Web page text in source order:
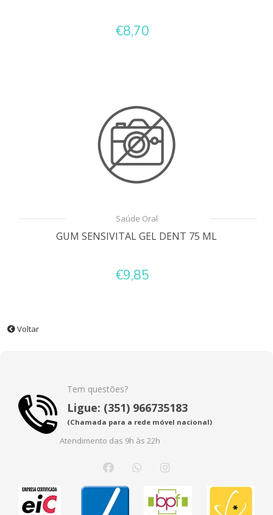
€8,70
Saúde Oral
GUM SENSIVITAL GEL DENT 75 ML
€9,85
Voltar
Tem questões?
Ligue: (351) 966735183
(Chamada para a rede móvel nacional)
Atendimento das 9h às 22h